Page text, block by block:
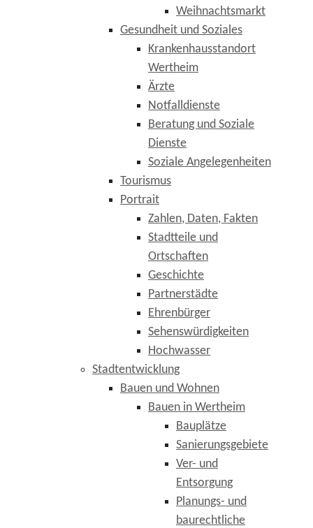
Weihnachtsmarkt
Gesundheit und Soziales
Krankenhausstandort
Wertheim
Ärzte
Notfalldienste
Beratung und Soziale
Dienste
Soziale Angelegenheiten
Tourismus
Portrait
Zahlen, Daten, Fakten
Stadtteile und
Ortschaften
Geschichte
Partnerstädte
Ehrenbürger
Sehenswürdigkeiten
Hochwasser
Stadtentwicklung
Bauen und Wohnen
Bauen in Wertheim
Bauplätze
Sanierungsgebiete
Ver- und
Entsorgung
Planungs- und
baurechtliche